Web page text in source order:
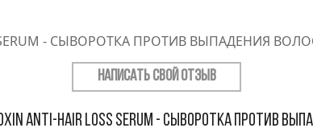
SERUM - СЫВОРОТКА ПРОТИВ ВЫПАДЕНИЯ
НАПИСАТЬ СВОЙ ОТЗЫВ
Anti-Hair Loss Serum - Сыворотка против